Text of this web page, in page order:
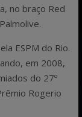
no braço Red
ESPM do Rio.
em 2008,
do 27º
Rogerio